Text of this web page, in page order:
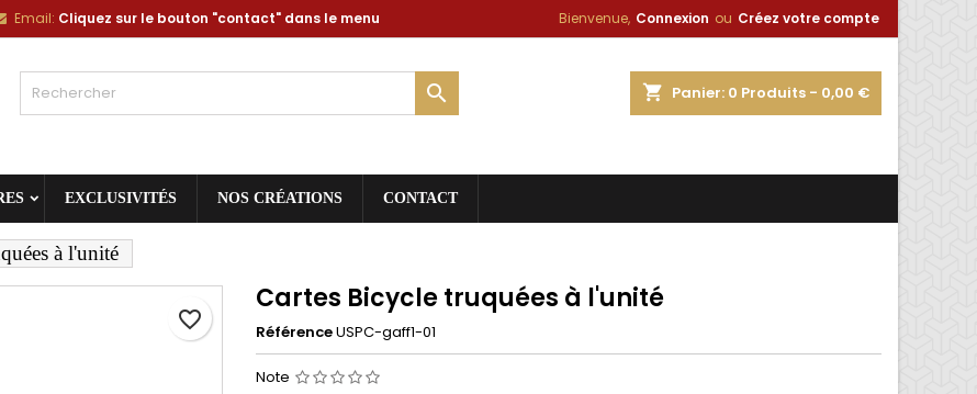
Email: Cliquez sur le bouton "contact" dans le menu Bienvenue, Connexion ou Créez votre compte
shopping_cart Panier: 0 Produits - 0,00 €

EXCLUSIVITÉS NOS CRÉATIONS CONTACT
à l'unité
favorite_border
Cartes Bicycle truquées à l'unité
RéférenceUSPC-gaff1-01
Note
à ma liste d'envies
Créer une nouvelle liste
une liste d'envies
devez être connecté pour ajouter des produits à votre liste d'envies.
Annuler Connexion